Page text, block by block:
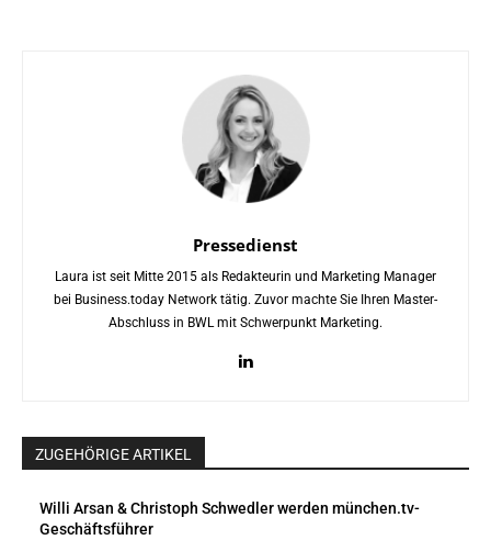
Pressedienst
Laura ist seit Mitte 2015 als Redakteurin und Marketing Manager
bei Business.today Network tätig. Zuvor machte Sie Ihren Master-
Abschluss in BWL mit Schwerpunkt Marketing.
ZUGEHÖRIGE ARTIKEL
Willi Arsan & Christoph Schwedler werden münchen.tv-
Geschäftsführer